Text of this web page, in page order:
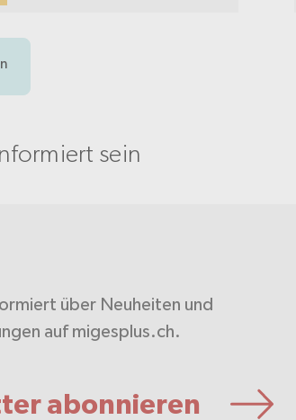
sein
über Neuheiten und
auf migesplus.ch.
abonnieren